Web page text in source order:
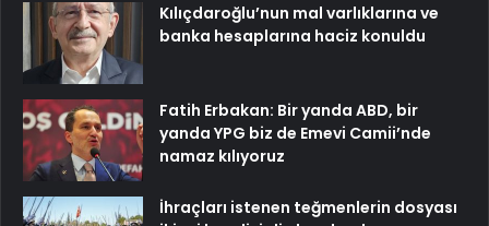
Kılıçdaroğlu’nun mal varlıklarına ve
banka hesaplarına haciz konuldu
Fatih Erbakan: Bir yanda ABD, bir
yanda YPG biz de Emevi Camii’nde
namaz kılıyoruz
İhraçları istenen teğmenlerin dosyası